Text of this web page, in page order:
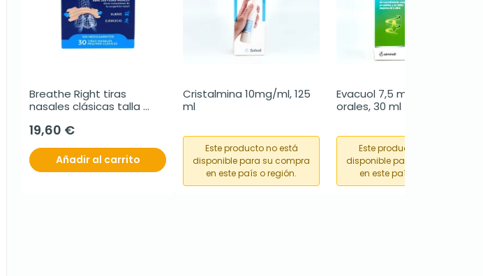
Breathe Right tiras
nasales clásicas talla
19,60 €
Añadir al carrito
Cristalmina 10mg/ml, 125
ml
Este producto no está
disponible para su compra
en este país o región.
Evacuol 7,5 mg/ml gotas
orales, 30 ml
Este producto no está
disponible para su compra
en este país o región.